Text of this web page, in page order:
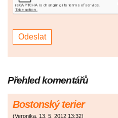
Přehled komentářů
Bostonský terier
(Veronika, 13. 5. 2012 13:32)